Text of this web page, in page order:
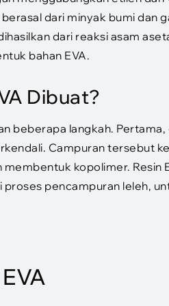
dari minyak bumi dan
dari reaksi asam
bahan EVA.
Dibuat?
beberapa langkah.
Campuran tersebut
kopolimer. Resin
proses pencampuran leleh,